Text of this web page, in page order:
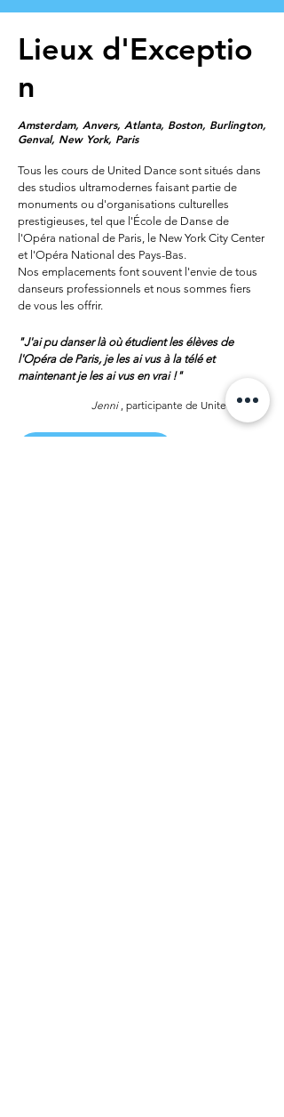
Lieux d'Exceptio
n
Amsterdam, Anvers, Atlanta, Boston, Burlington,
Genval, New York, Paris
Tous les cours de United Dance sont situés dans
des studios ultramodernes faisant partie de
monuments ou d'organisations culturelles
prestigieuses, tel que l'École de Danse de
l'Opéra national de Paris, le New York City Center
et l'Opéra National des Pays-Bas.
Nos emplacements font souvent l'envie de tous
danseurs professionnels et nous sommes fiers
de vous les offrir.
"J'ai pu danser là où étudient les élèves de
l'Opéra de Paris, je les ai vus à la télé et
maintenant je les ai vus en vrai !"
Jenni, participante de United Dance